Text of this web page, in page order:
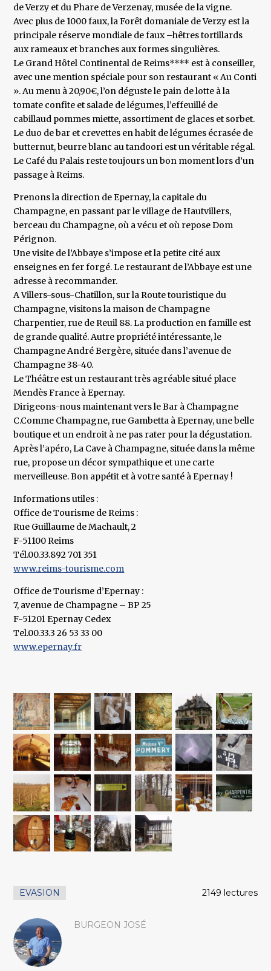
de Verzy et du Phare de Verzenay, musée de la vigne.
Avec plus de 1000 faux, la Forêt domaniale de Verzy est la
principale réserve mondiale de faux –hêtres tortillards
aux rameaux et branches aux formes singulières.
Le Grand Hôtel Continental de Reims**** est à conseiller,
avec une mention spéciale pour son restaurant « Au Conti
». Au menu à 20,90€, l’on déguste le pain de lotte à la
tomate confite et salade de légumes, l’effeuillé de
cabillaud pommes miette, assortiment de glaces et sorbet.
Le duo de bar et crevettes en habit de légumes écrasée de
butternut, beurre blanc au tandoori est un véritable régal.
Le Café du Palais reste toujours un bon moment lors d’un
passage à Reims.
Prenons la direction de Epernay, la capitale du
Champagne, en passant par le village de Hautvillers,
berceau du Champagne, où a vécu et où repose Dom
Pérignon.
Une visite de l’Abbaye s’impose et la petite cité aux
enseignes en fer forgé. Le restaurant de l’Abbaye est une
adresse à recommander.
A Villers-sous-Chatillon, sur la Route touristique du
Champagne, visitons la maison de Champagne
Charpentier, rue de Reuil 88. La production en famille est
de grande qualité. Autre propriété intéressante, le
Champagne André Bergère, située dans l’avenue de
Champagne 38-40.
Le Théâtre est un restaurant très agréable situé place
Mendès France à Epernay.
Dirigeons-nous maintenant vers le Bar à Champagne
C.Comme Champagne, rue Gambetta à Epernay, une belle
boutique et un endroit à ne pas rater pour la dégustation.
Après l’apéro, La Cave à Champagne, située dans la même
rue, propose un décor sympathique et une carte
merveilleuse. Bon appétit et à votre santé à Epernay !
Informations utiles :
Office de Tourisme de Reims :
Rue Guillaume de Machault, 2
F-51100 Reims
Tél.00.33.892 701 351
www.reims-tourisme.com
Office de Tourisme d’Epernay :
7, avenue de Champagne – BP 25
F-51201 Epernay Cedex
Tel.00.33.3 26 53 33 00
www.epernay.fr
EVASION 2149 lectures
BURGEON JOSÉ